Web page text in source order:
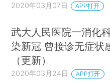
2020年03月07日 APP打开
武大人民医院一消化
染新冠 曾接诊无症状
（更新）
2020年03月24日 APP打开